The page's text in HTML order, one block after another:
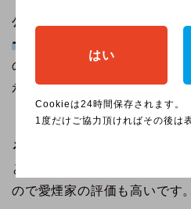
公式サイトなら
ーも含めて全9種類がラインナ
の故障や自損に対して年2回
永久保証が付いてきます。
ドクターベイプ2のフレーバ
る大容量を実現している
とした吸い応えもありスペッ
ので愛煙家の評価も高いです。
はい
Cookieは24時間保存されます。
1度だけご協力頂ければその後は